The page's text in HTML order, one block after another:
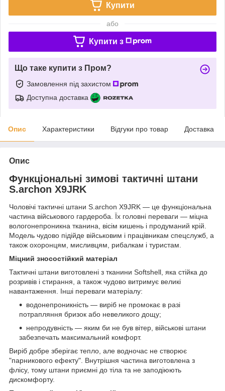
Купити
або
Купити з
Що таке купити з Пром?
Замовлення під захистом
Доступна доставка
Опис Характеристики Відгуки про товар Доставка
Опис
Функціональні зимові тактичні штани
S.archon X9JRK
Чоловічі тактичні штани S.archon X9JRK — це функціональна
частина військового гардероба. Їх головні переваги — міцна
вологонепроникна тканина, вісім кишень і продуманий крій.
Модель чудово підійде військовим і працівникам спецслужб, а
також охоронцям, мисливцям, рибалкам і туристам.
Міцний зносостійкий матеріал
Тактичні штани виготовлені з тканини Softshell, яка стійка до
розривів і стирання, а також чудово витримує великі
навантаження. Інші переваги матеріалу:
водонепроникність — виріб не промокає в разі
потрапляння бризок або невеликого дощу;
непродувність — яким би не був вітер, військові штани
забезпечать максимальний комфорт.
Виріб добре зберігає тепло, але водночас не створює
"парникового ефекту". Внутрішня частина виготовлена з
флісу, тому штани приємні до тіла та не заподіюють
дискомфорту.